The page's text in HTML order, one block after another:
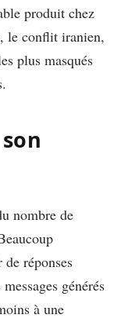
produit chez
le conflit iranien,
plus masqués
nombre de
réponses
générés
à une